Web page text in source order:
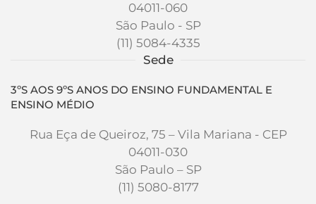
04011-060
São Paulo - SP
(11) 5084-4335
Sede
3ºS AOS 9ºS ANOS DO ENSINO FUNDAMENTAL E
ENSINO MÉDIO
Rua Eça de Queiroz, 75 – Vila Mariana - CEP
04011-030
São Paulo – SP
(11) 5080-8177